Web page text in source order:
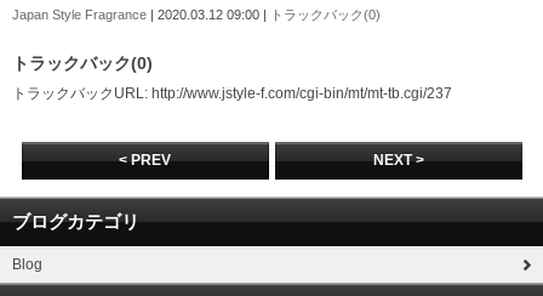
Japan Style Fragrance | 2020.03.12 09:00 | トラックバック(0)
トラックバック(0)
トラックバックURL: http://www.jstyle-f.com/cgi-bin/mt/mt-tb.cgi/237
< PREV NEXT >
ブログカテゴリ
Blog